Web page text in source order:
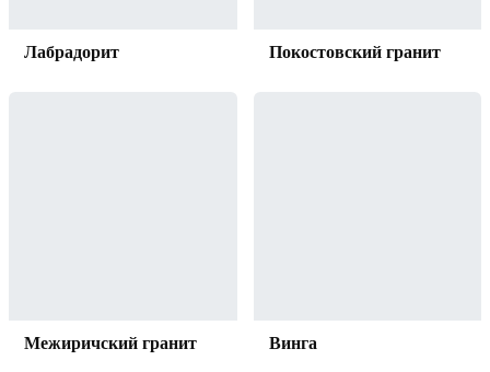
Лабрадорит Покостовский гранит
Межиричский гранит Винга